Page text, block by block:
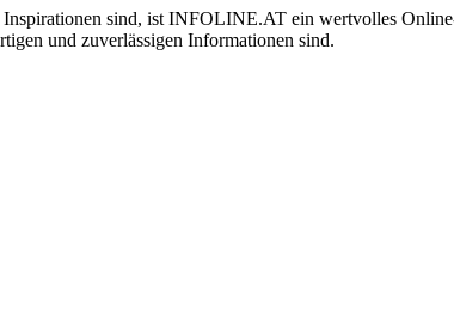
sind, ist INFOLINE.AT ein wertvolles
und zuverlässigen Informationen sind.